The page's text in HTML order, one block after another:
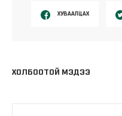
ХУВААЛЦАХ
ХОЛБООТОЙ МЭДЭЭ